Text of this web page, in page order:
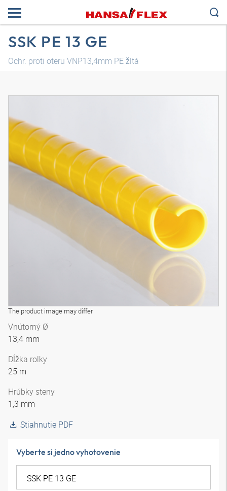
SSK PE 13 GE
Ochr. proti oteru VNP13,4mm PE žltá
The product image may differ
Vnútorný Ø
13,4 mm
Dĺžka rolky
25 m
Hrúbky steny
1,3 mm
Stiahnutie PDF
Vyberte si jedno vyhotovenie